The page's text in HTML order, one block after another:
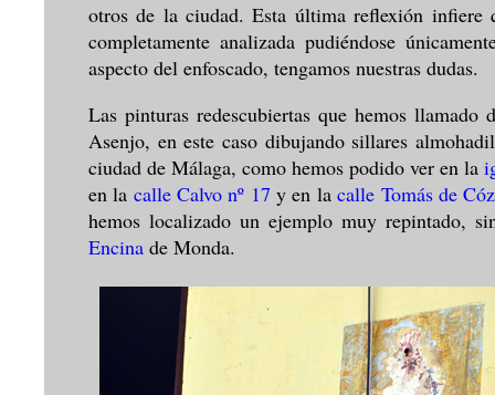
otros de la ciudad. Esta última reflexión infiere
completamente analizada pudiéndose
aspecto del enfoscado, tengamos nuestras dudas.
Las pinturas redescubiertas que hemos
Asenjo, en este caso dibujando sillares
ciudad de Málaga, como hemos podido ver en la
en la calle Calvo nº 17 y en lacalle Tomás de
hemos localizado un ejemplo muy repintado,
Encina de Monda.